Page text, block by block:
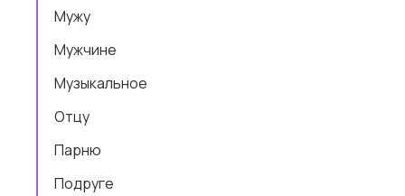
Мужу
Мужчине
Музыкальное
Отцу
Парню
Подруге